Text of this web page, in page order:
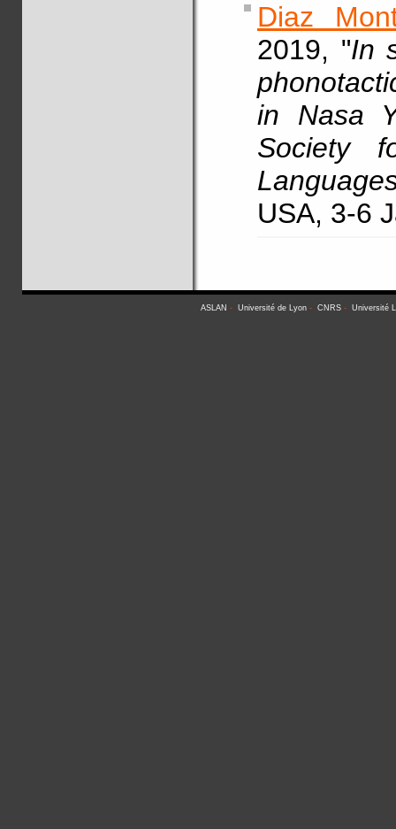
Diaz
2019, "In
in Nasa
Society
USA, 3-6
ASLAN - Université de Lyon- CNRS- Université